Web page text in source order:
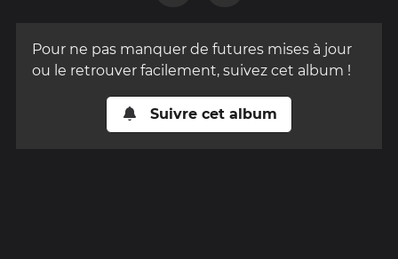
Pour ne pas manquer de futures mises à jour
ou le retrouver facilement, suivez cet album !
Suivre cet album